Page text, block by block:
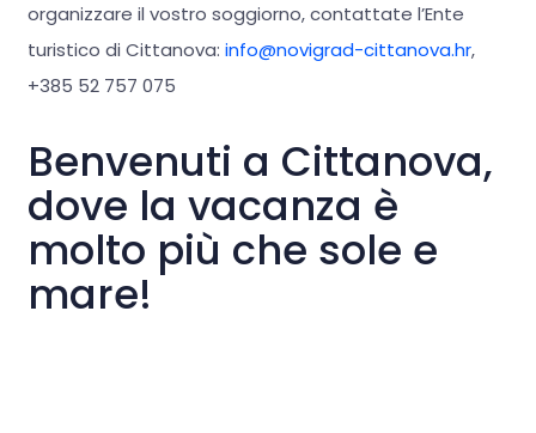
organizzare il vostro soggiorno, contattate l’Ente
turistico di Cittanova: info@novigrad-cittanova.hr,
+385 52 757 075
Benvenuti a Cittanova,
dove la vacanza è
molto più che sole e
mare!